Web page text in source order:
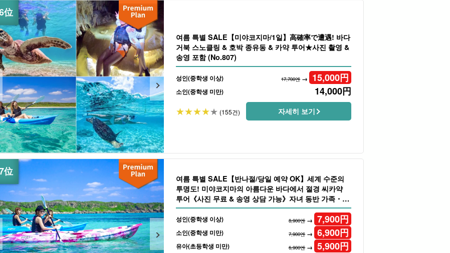
여름 특별 SALE【미야코지마/1일】高確率で遭遇! 바다
거북 스노클링 & 호박 종유동 & 카약 투어★사진 촬영 &
송영 포함 (No.807)
성인(중학생 이상) 17,700엔→ 15,000円
소인(중학생 미만) 14,000円
(155건) 자세히 보기
여름 특별 SALE【반나절/당일 예약 OK】세계 수준의
투명도! 미야코지마의 아름다운 바다에서 절경 씨카약
투어《사진 무료 & 송영 상담 가능》자녀 동반 가족・단
체에도 추천 (No.933)
성인(중학생 이상) 8,900엔→ 7,900円
소인(중학생 미만) 7,900엔→ 6,900円
유아(초등학생 미만) 6,900엔→ 5,900円